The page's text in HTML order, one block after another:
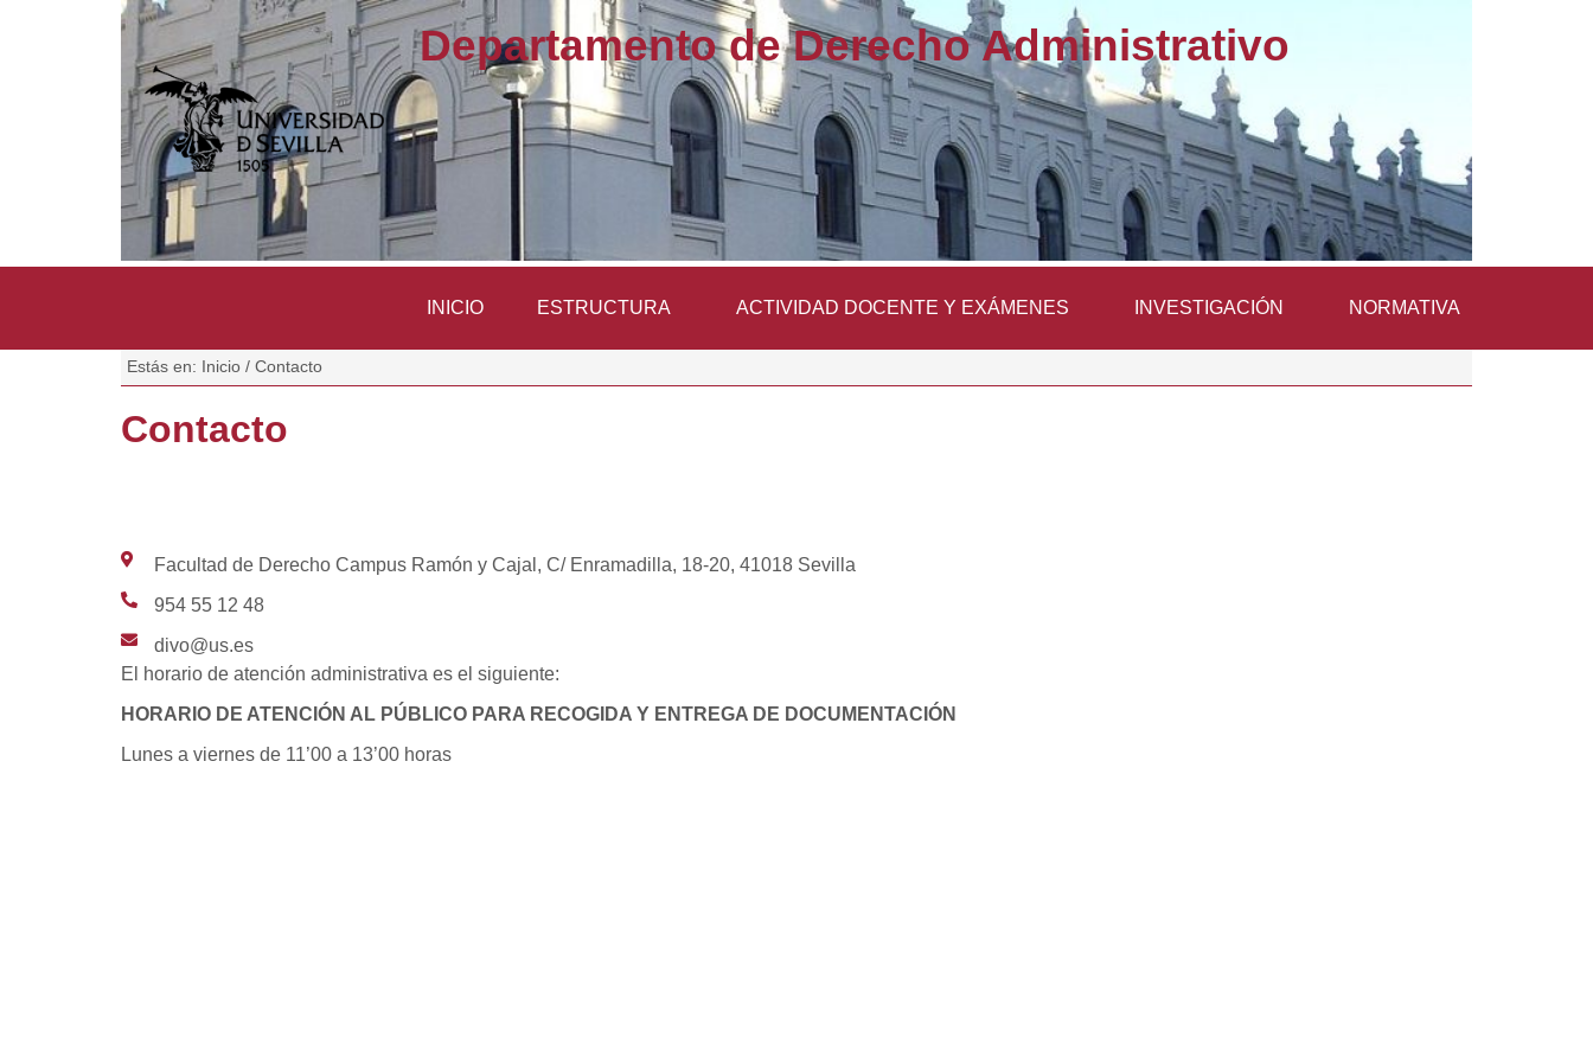
Departamento de Derecho Administrativo
INICIO ESTRUCTURA ACTIVIDAD DOCENTE Y EXÁMENES INVESTIGACIÓN NORMATIVA
Estás en: Inicio / Contacto
Contacto
Facultad de Derecho Campus Ramón y Cajal, C/ Enramadilla, 18-20, 41018 Sevilla
954 55 12 48
divo@us.es
El horario de atención administrativa es el siguiente:
HORARIO DE ATENCIÓN AL PÚBLICO PARA RECOGIDA Y ENTREGA DE DOCUMENTACIÓN
Lunes a viernes de 11’00 a 13’00 horas